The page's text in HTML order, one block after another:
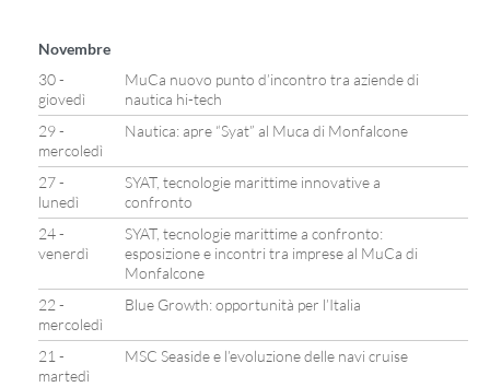
Novembre
30 -
giovedì
MuCa nuovo punto d’incontro tra aziende di
nautica hi-tech
29 -
mercoledì
Nautica: apre “Syat” al Muca di Monfalcone
27 -
lunedì
SYAT, tecnologie marittime innovative a
confronto
24 -
venerdì
SYAT, tecnologie marittime a confronto:
esposizione e incontri tra imprese al MuCa di
Monfalcone
22 -
mercoledì
Blue Growth: opportunità per l’Italia
21 -
martedì
MSC Seaside e l’evoluzione delle navi cruise